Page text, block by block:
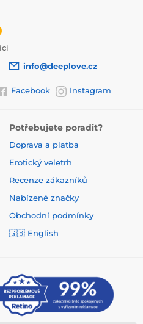
info@deeplove.cz
Facebook Instagram
Potřebujete poradit?
Doprava a platba
Erotický veletrh
Recenze zákazníků
Nabízené značky
Obchodní podmínky
🇬🇧 English